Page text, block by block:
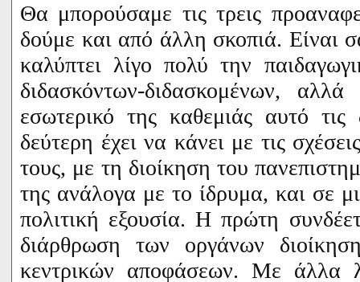
Θα μπορούσαμε τις τρεις
δούμε και από άλλη σκοπιά. Είναι
καλύπτει λίγο πολύ την
διδασκόντων-διδασκομένων,
εσωτερικό της καθεμιάς αυτό
δεύτερη έχει να κάνει με τις
τους, με τη διοίκηση του
της ανάλογα με το ίδρυμα, και σε
πολιτική εξουσία. Η πρώτη
διάρθρωση των οργάνων
κεντρικών αποφάσεων. Με άλλα